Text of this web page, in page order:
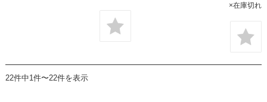
×在庫切れ
22件中1件〜22件を表示